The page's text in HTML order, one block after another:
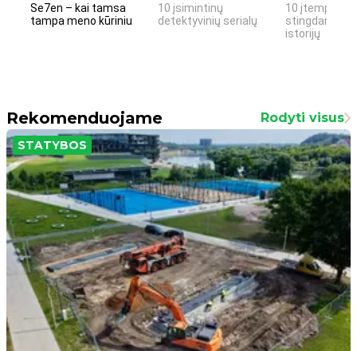
Se7en – kai tamsa
tampa meno kūriniu
10 įsimintinų
detektyvinių serialų
10 įtemptų,
stingdančių
istorijų
Rekomenduojame Rodyti visus
STATYBOS